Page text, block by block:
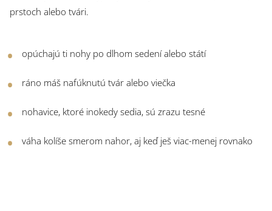
prstoch alebo tvári.
opúchajú ti nohy po dlhom sedení alebo státí
ráno máš nafúknutú tvár alebo viečka
nohavice, ktoré inokedy sedia, sú zrazu tesné
váha kolíše smerom nahor, aj keď ješ viac-menej rovnako